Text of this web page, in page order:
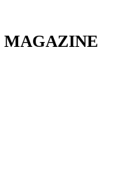
MAGAZINE